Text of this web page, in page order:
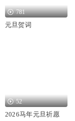
781
元旦贺词
52
2026马年元旦祈愿